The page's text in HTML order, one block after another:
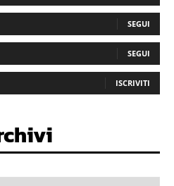
SEGUI
SEGUI
ISCRIVITI